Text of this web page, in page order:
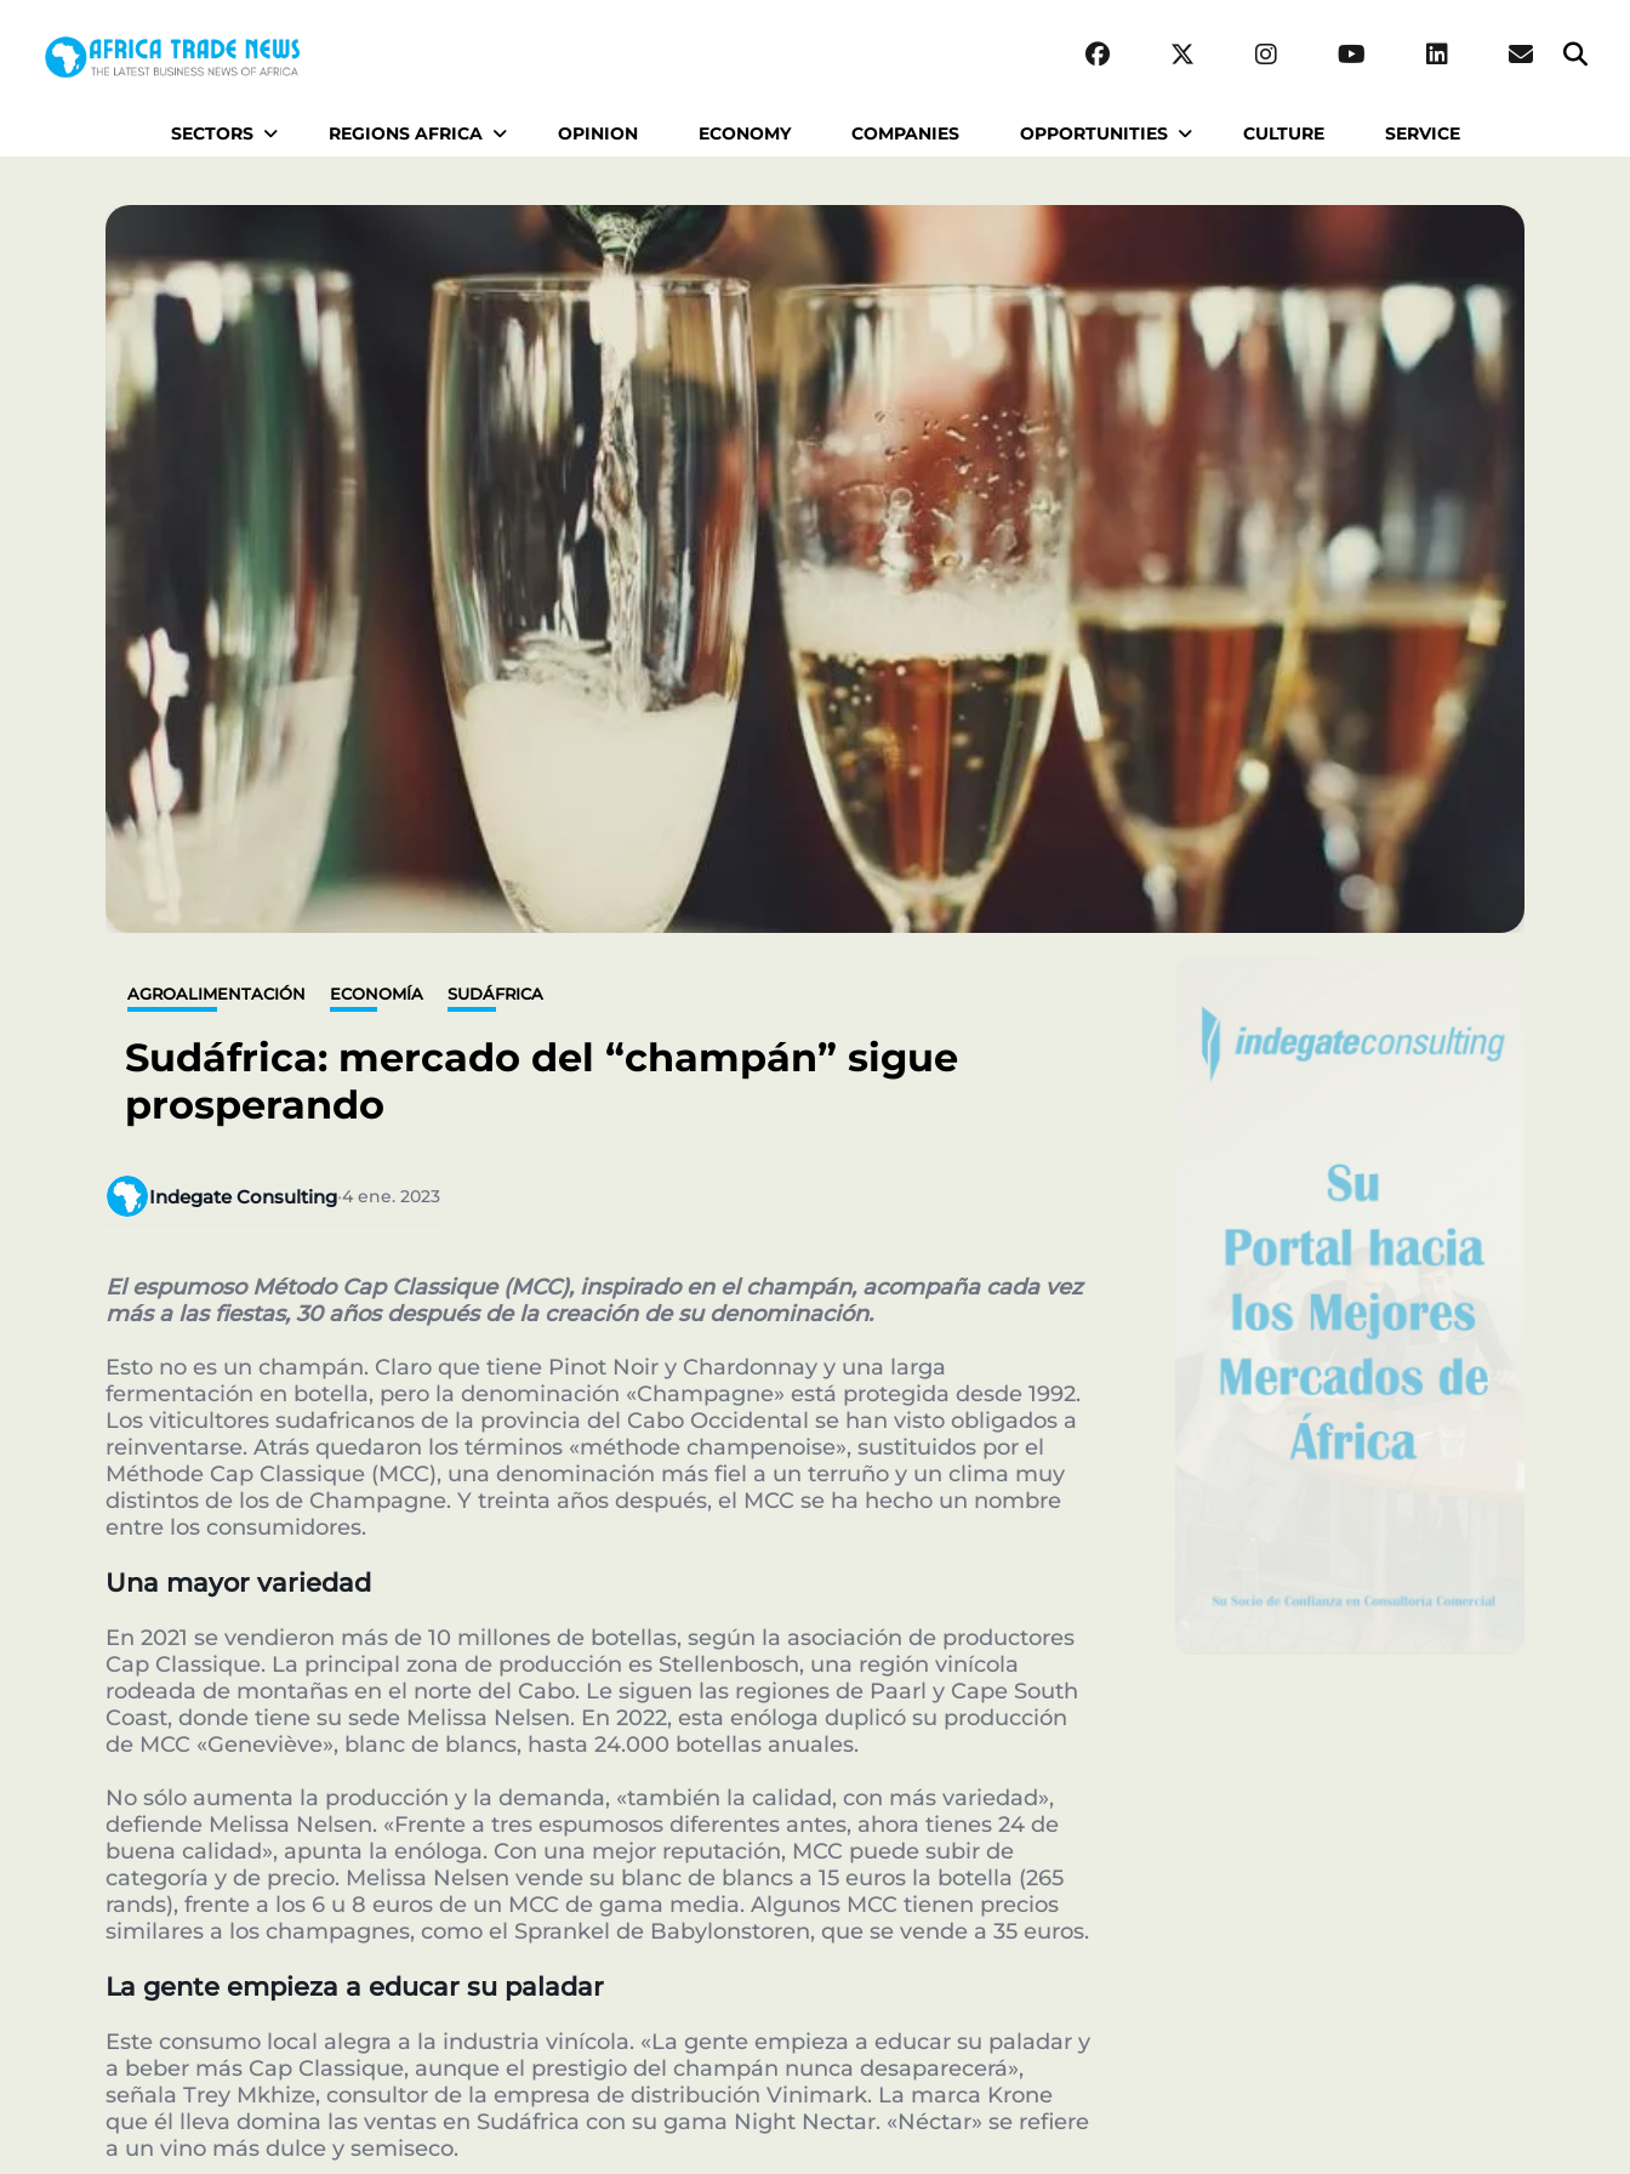
SECTORS REGIONS AFRICA OPINION ECONOMY COMPANIES OPPORTUNITIES CULTURE SERVICE
AGROALIMENTACIÓN ECONOMÍA SUDÁFRICA
Sudáfrica: mercado del “champán” sigue
prosperando
Indegate Consulting•4 ene. 2023
El espumoso Método Cap Classique (MCC), inspirado en el champán, acompaña cada vez
más a las fiestas, 30 años después de la creación de su denominación.
Esto no es un champán. Claro que tiene Pinot Noir y Chardonnay y una larga
fermentación en botella, pero la denominación «Champagne» está protegida desde 1992.
Los viticultores sudafricanos de la provincia del Cabo Occidental se han visto obligados a
reinventarse. Atrás quedaron los términos «méthode champenoise», sustituidos por el
Méthode Cap Classique (MCC), una denominación más fiel a un terruño y un clima muy
distintos de los de Champagne. Y treinta años después, el MCC se ha hecho un nombre
entre los consumidores.
Una mayor variedad
En 2021 se vendieron más de 10 millones de botellas, según la asociación de productores
Cap Classique. La principal zona de producción es Stellenbosch, una región vinícola
rodeada de montañas en el norte del Cabo. Le siguen las regiones de Paarl y Cape South
Coast, donde tiene su sede Melissa Nelsen. En 2022, esta enóloga duplicó su producción
de MCC «Geneviève», blanc de blancs, hasta 24.000 botellas anuales.
No sólo aumenta la producción y la demanda, «también la calidad, con más variedad»,
defiende Melissa Nelsen. «Frente a tres espumosos diferentes antes, ahora tienes 24 de
buena calidad», apunta la enóloga. Con una mejor reputación, MCC puede subir de
categoría y de precio. Melissa Nelsen vende su blanc de blancs a 15 euros la botella (265
rands), frente a los 6 u 8 euros de un MCC de gama media. Algunos MCC tienen precios
similares a los champagnes, como el Sprankel de Babylonstoren, que se vende a 35 euros.
La gente empieza a educar su paladar
Este consumo local alegra a la industria vinícola. «La gente empieza a educar su paladar y
a beber más Cap Classique, aunque el prestigio del champán nunca desaparecerá»,
señala Trey Mkhize, consultor de la empresa de distribución Vinimark. La marca Krone
que él lleva domina las ventas en Sudáfrica con su gama Night Nectar. «Néctar» se refiere
a un vino más dulce y semiseco.
Nuestros Patrocinadores Estratégicos
Socios clave de la innovación en África.